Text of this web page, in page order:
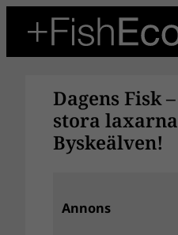
innehåll
Dagens Fisk
stora
Byskeälven!
Annons